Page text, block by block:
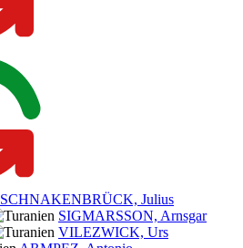
SCHNAKENBRÜCK, Julius
SIGMARSSON, Arnsgar
VILEZWICK, Urs